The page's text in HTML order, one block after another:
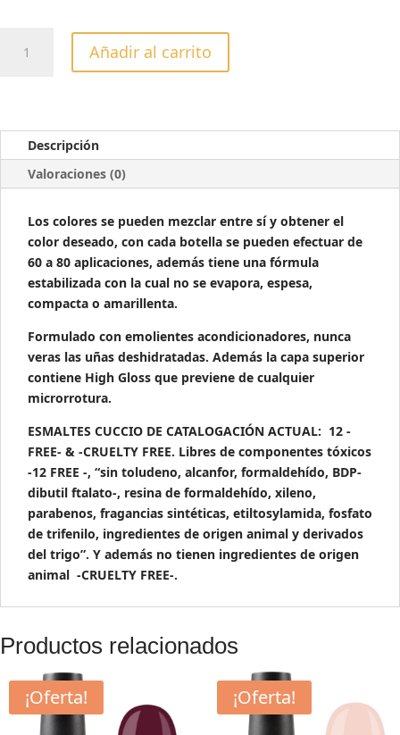
SEMIPERMANTE
SEOUL
-13ML
cantidad
Añadir al carrito
Descripción
Valoraciones (0)
Los colores se pueden mezclar entre sí y obtener el
color deseado, con cada botella se pueden efectuar de
60 a 80 aplicaciones, además tiene una fórmula
estabilizada con la cual no se evapora, espesa,
compacta o amarillenta.
Formulado con emolientes acondicionadores, nunca
veras las uñas deshidratadas. Además la capa superior
contiene High Gloss que previene de cualquier
microrrotura.
ESMALTES CUCCIO DE CATALOGACIÓN ACTUAL: 12 -
FREE- & -CRUELTY FREE. Libres de componentes tóxicos
-12 FREE -, “sin toludeno, alcanfor, formaldehído, BDP-
dibutil ftalato-, resina de formaldehído, xileno,
parabenos, fragancias sintéticas, etiltosylamida, fosfato
de trifenilo, ingredientes de origen animal y derivados
del trigo”. Y además no tienen ingredientes de origen
animal -CRUELTY FREE-.
Productos relacionados
¡Oferta! ¡Oferta!